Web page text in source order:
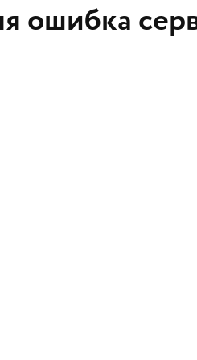
ошибка